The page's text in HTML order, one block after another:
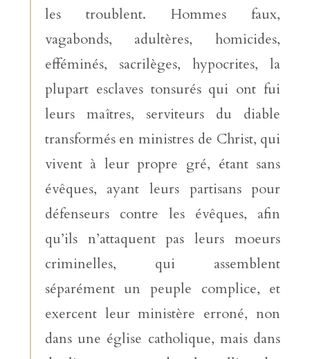
les troublent. Hommes faux,
vagabonds, adultères, homicides,
efféminés, sacrilèges, hypocrites, la
plupart esclaves tonsurés qui ont fui
leurs maîtres, serviteurs du diable
transformés en ministres de Christ, qui
vivent à leur propre gré, étant sans
évêques, ayant leurs partisans pour
défenseurs contre les évêques, afin
qu’ils n’attaquent pas leurs moeurs
criminelles, qui assemblent
séparément un peuple complice, et
exercent leur ministère erroné, non
dans une église catholique, mais dans